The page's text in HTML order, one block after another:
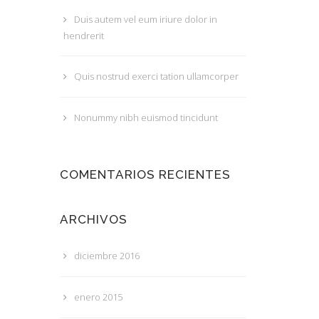
Duis autem vel eum iriure dolor in
hendrerit
Quis nostrud exerci tation ullamcorper
Nonummy nibh euismod tincidunt
COMENTARIOS RECIENTES
ARCHIVOS
diciembre 2016
enero 2015